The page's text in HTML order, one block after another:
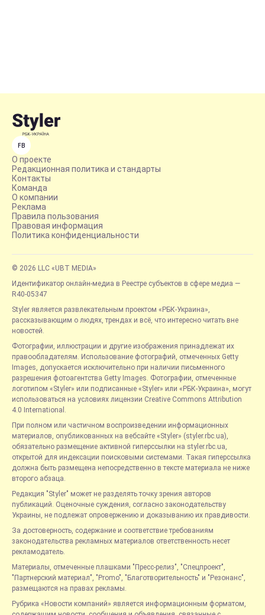
FB
О проекте
Редакционная политика и стандарты
Контакты
Команда
О компании
Реклама
Правила пользования
Правовая информация
Политика конфиденциальности
© 2026 LLC «UBT MEDIA»
Идентификатор онлайн-медиа в Реестре субъектов в сфере медиа —
R40-05347
Styler является развлекательным проектом «РБК-Украина»,
рассказывающим о людях, трендах и всё, что интересно читать вне
новостей.
Фотографии, иллюстрации и другие изображения принадлежат их
правообладателям. Использование фотографий, отмеченных Getty
Images, допускается исключительно при наличии письменного
разрешения фотоагентства Getty Images. Фотографии, отмеченные
логотипом «Styler» или подписанные «Styler» или «РБК-Украина», могут
использоваться на условиях лицензии Creative Commons Attribution
4.0 International.
При полном или частичном воспроизведении информационных
материалов, опубликованных на вебсайте «Styler» (styler.rbc.ua),
обязательно размещение активной гиперссылки на styler.rbc.ua,
открытой для индексации поисковыми системами. Такая гиперссылка
должна быть размещена непосредственно в тексте материала не ниже
второго абзаца.
Редакция "Styler" может не разделять точку зрения авторов
публикаций. Оценочные суждения, согласно законодательству
Украины, не подлежат опровержению и доказыванию их правдивости.
За достоверность, содержание и соответствие требованиям
законодательства рекламных материалов ответственность несет
рекламодатель.
Материалы, отмеченные плашками "Пресс-релиз", "Спецпроект",
"Партнерский материал", "Promo", "Благотворительность" и "Резонанс",
размещаются на правах рекламы.
Рубрика «Новости компаний» является информационным форматом,